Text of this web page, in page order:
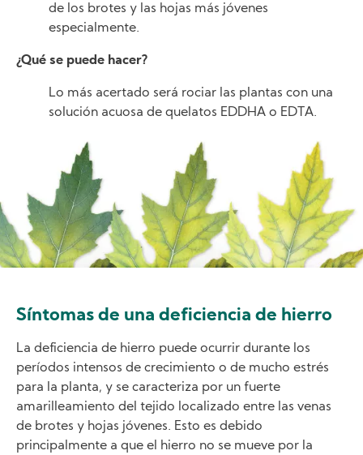
de los brotes y las hojas más jóvenes
especialmente.
¿Qué se puede hacer?
Lo más acertado será rociar las plantas con una
solución acuosa de quelatos EDDHA o EDTA.
Síntomas de una deficiencia de hierro
La deficiencia de hierro puede ocurrir durante los
períodos intensos de crecimiento o de mucho estrés
para la planta, y se caracteriza por un fuerte
amarilleamiento del tejido localizado entre las venas
de brotes y hojas jóvenes. Esto es debido
principalmente a que el hierro no se mueve por la